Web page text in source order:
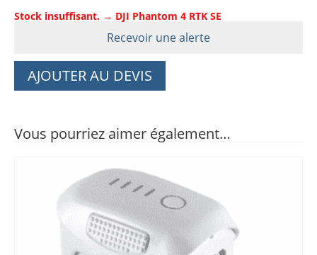
Stock insuffisant. → DJI Phantom 4 RTK SE
Recevoir une alerte
AJOUTER AU DEVIS
Vous pourriez aimer également…